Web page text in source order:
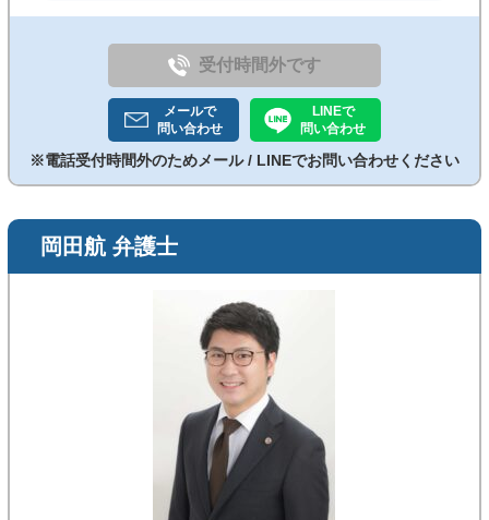
大通り駅4分／土日祝可》※ご相談内容により初回相
受付時間外です
メールで
問い合わせ
LINEで
問い合わせ
※電話受付時間外のためメール / LINEでお問い合わせください
岡田航 弁護士